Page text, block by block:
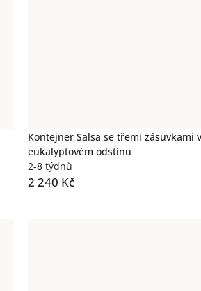
Kontejner Salsa se třemi zásuvkami v
eukalyptovém odstínu
2-8 týdnů
2 240 Kč